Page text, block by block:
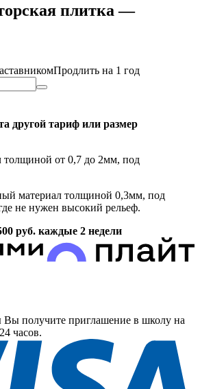
плитка —
Продлить на 1 год
другой тариф или размер
от 0,7 до 2мм, под
материал толщиной 0,3мм, под
не нужен высокий рельеф.
руб. каждые 2 недели
Вы получите приглашение в школу на
часов.